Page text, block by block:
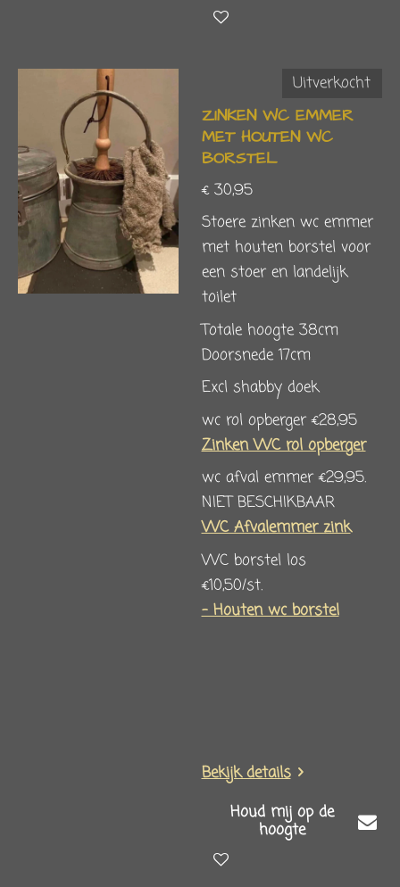
Uitverkocht
ZINKEN WC EMMER
MET HOUTEN WC
BORSTEL
€ 30,95
Stoere zinken wc emmer
met houten borstel voor
een stoer en landelijk
toilet
Totale hoogte 38cm
Doorsnede 17cm
Excl shabby doek
wc rol opberger €28,95
Zinken WC rol opberger
wc afval emmer €29,95.
NIET BESCHIKBAAR
WC Afvalemmer zink
WC borstel los
€10,50/st.
- Houten wc borstel
Bekijk details
Houd mij op de
hoogte